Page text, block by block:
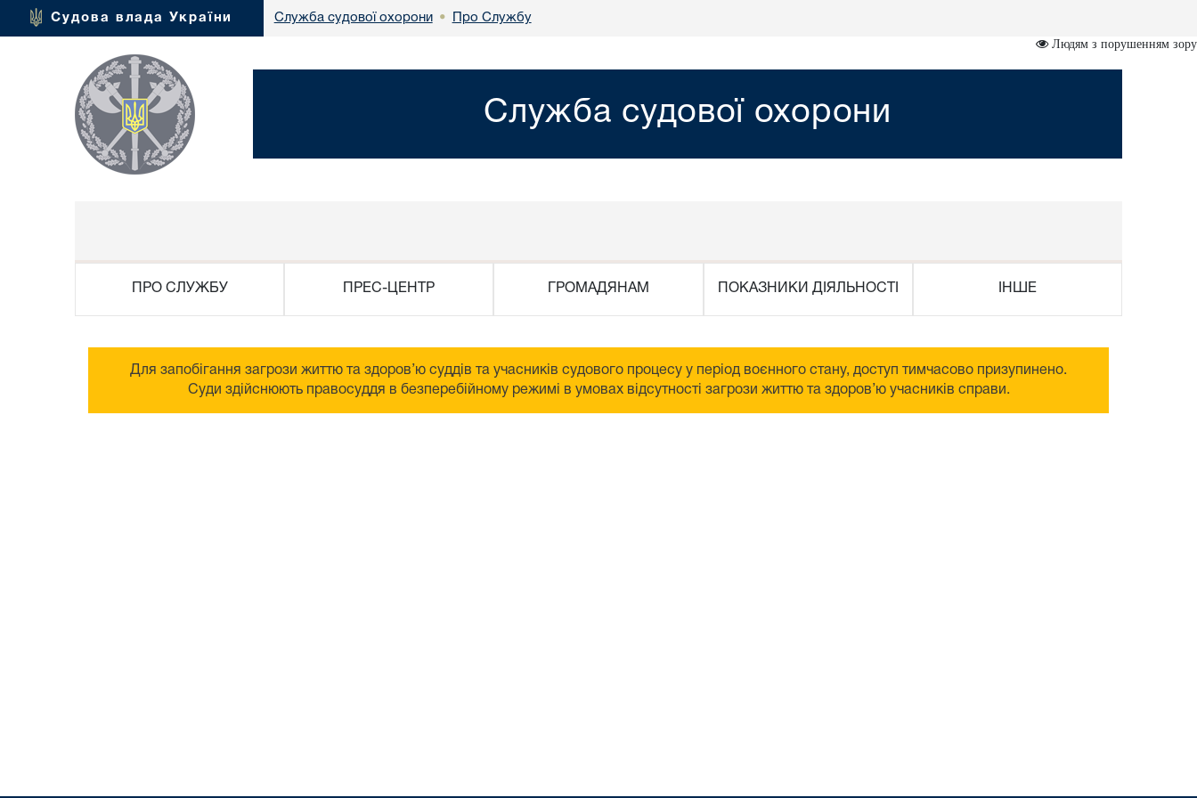
Судова влада України Служба судової охорони • Про Службу
Людям з порушенням зору
Служба судової охорони
ПРО СЛУЖБУ ПРЕС-ЦЕНТР ГРОМАДЯНАМ ПОКАЗНИКИ ДІЯЛЬНОСТІ ІНШЕ
Для запобігання загрози життю та здоров’ю суддів та учасників судового процесу у період воєнного стану, доступ тимчасово призупинено.
Суди здійснюють правосуддя в безперебійному режимі в умовах відсутності загрози життю та здоров’ю учасників справи.